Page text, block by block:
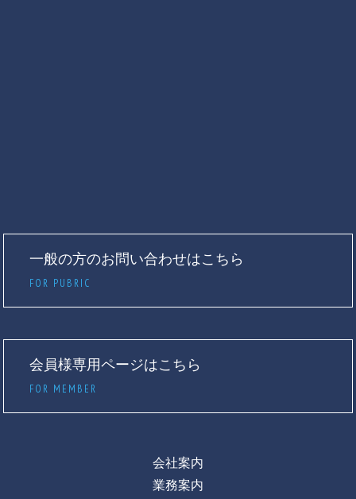
一般の方のお問い合わせはこちら
FOR PUBRIC
会員様専用ページはこちら
FOR MEMBER
会社案内
業務案内